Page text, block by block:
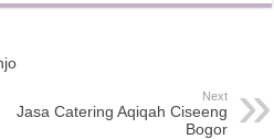
Next
Jasa Catering Aqiqah Ciseeng
Bogor